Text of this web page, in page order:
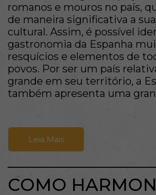
romanos e mouros no país,
de maneira significativa a
cultural. Assim, é possível
gastronomia da Espanha
resquícios e elementos de
povos. Por ser um país
grande em seu território, a
também apresenta uma
Leia Mais
COMO